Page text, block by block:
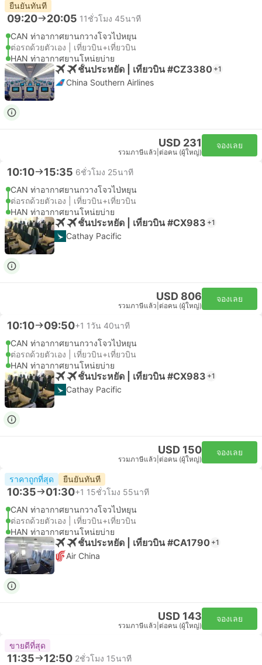
ยืนยันทันที
09:20 20:05 11ชั่วโมง 45นาที
CAN ท่าอากาศยานกวางโจวไป่หยุน
ต่อรถด้วยตัวเอง | เที่ยวบิน+เที่ยวบิน
HAN ท่าอากาศยานโหน่ยบ่าย
ชั้นประหยัด | เที่ยวบิน #CZ3380 +1
China Southern Airlines
USD 231
รวมภาษีแล้ว ต่อคน (ผู้ใหญ่)
จองเลย
10:10 15:35 6ชั่วโมง 25นาที
CAN ท่าอากาศยานกวางโจวไป่หยุน
ต่อรถด้วยตัวเอง | เที่ยวบิน+เที่ยวบิน
HAN ท่าอากาศยานโหน่ยบ่าย
ชั้นประหยัด | เที่ยวบิน #CX983 +1
Cathay Pacific
USD 806
รวมภาษีแล้ว ต่อคน (ผู้ใหญ่)
จองเลย
10:10 09:50+1 1วัน 40นาที
CAN ท่าอากาศยานกวางโจวไป่หยุน
ต่อรถด้วยตัวเอง | เที่ยวบิน+เที่ยวบิน
HAN ท่าอากาศยานโหน่ยบ่าย
ชั้นประหยัด | เที่ยวบิน #CX983 +1
Cathay Pacific
USD 150
รวมภาษีแล้ว ต่อคน (ผู้ใหญ่)
จองเลย
ราคาถูกที่สุด ยืนยันทันที
10:35 01:30+1 15ชั่วโมง 55นาที
CAN ท่าอากาศยานกวางโจวไป่หยุน
ต่อรถด้วยตัวเอง | เที่ยวบิน+เที่ยวบิน
HAN ท่าอากาศยานโหน่ยบ่าย
ชั้นประหยัด | เที่ยวบิน #CA1790 +1
Air China
USD 143
รวมภาษีแล้ว ต่อคน (ผู้ใหญ่)
จองเลย
ขายดีที่สุด
11:35 12:50 2ชั่วโมง 15นาที